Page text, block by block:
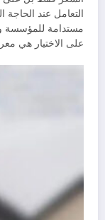
التعامل عند الحاجة
مستدامة للمؤسسة
على الاختيار هي